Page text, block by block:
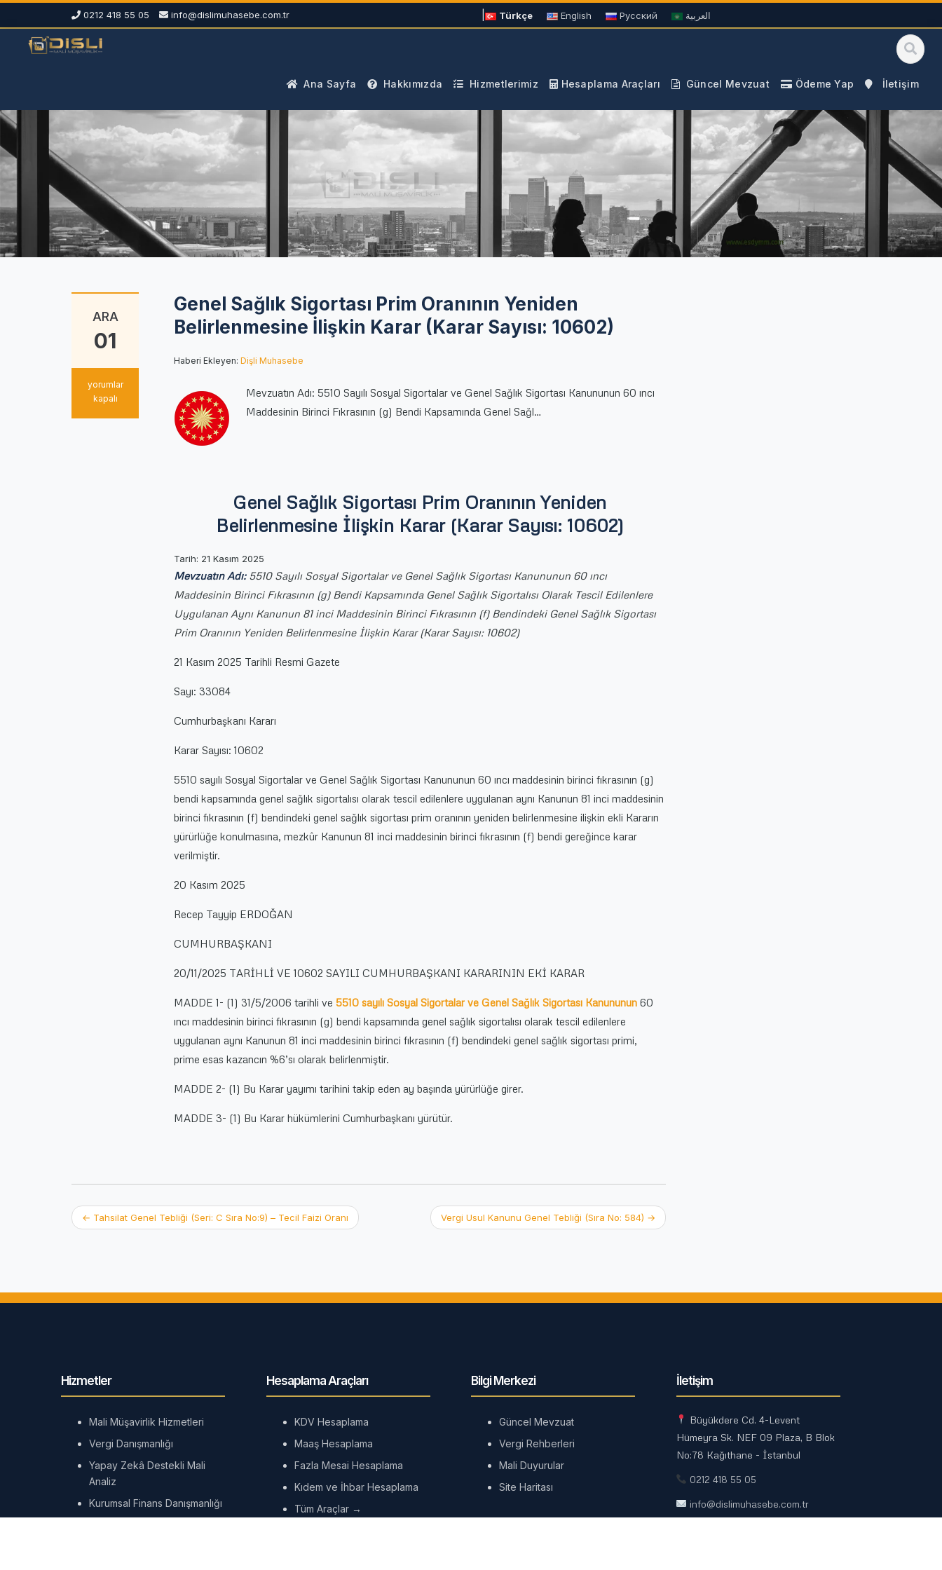
0212 418 55 05 info@dislimuhasebe.com.tr Türkçe English Русский العربية
Ana Sayfa Hakkımızda Hizmetlerimiz Hesaplama Araçları Güncel Mevzuat Ödeme Yap İletişim
ARA
01
Genel
Sağlık
yorumlar
kapalı
Genel Sağlık Sigortası Prim Oranının Yeniden
Belirlenmesine İlişkin Karar (Karar Sayısı: 10602)
Haberi Ekleyen:Dişli Muhasebe
Mevzuatın Adı: 5510 Sayılı Sosyal Sigortalar ve Genel Sağlık Sigortası Kanununun 60 ıncı
Maddesinin Birinci Fıkrasının (g) Bendi Kapsamında Genel Sağl…
Genel Sağlık Sigortası Prim Oranının Yeniden
Belirlenmesine İlişkin Karar (Karar Sayısı: 10602)
Tarih: 21 Kasım 2025
Mevzuatın Adı:5510 Sayılı Sosyal Sigortalar ve Genel Sağlık Sigortası Kanununun 60 ıncı
Maddesinin Birinci Fıkrasının (g) Bendi Kapsamında Genel Sağlık Sigortalısı Olarak Tescil Edilenlere
Uygulanan Aynı Kanunun 81 inci Maddesinin Birinci Fıkrasının (f) Bendindeki Genel Sağlık Sigortası
Prim Oranının Yeniden Belirlenmesine İlişkin Karar (Karar Sayısı: 10602)
21 Kasım 2025 Tarihli Resmi Gazete
Sayı: 33084
Cumhurbaşkanı Kararı
Karar Sayısı: 10602
5510 sayılı Sosyal Sigortalar ve Genel Sağlık Sigortası Kanununun 60 ıncı maddesinin birinci fıkrasının (g)
bendi kapsamında genel sağlık sigortalısı olarak tescil edilenlere uygulanan aynı Kanunun 81 inci maddesinin
birinci fıkrasının (f) bendindeki genel sağlık sigortası prim oranının yeniden belirlenmesine ilişkin ekli Kararın
yürürlüğe konulmasına, mezkûr Kanunun 81 inci maddesinin birinci fıkrasının (f) bendi gereğince karar
verilmiştir.
20 Kasım 2025
Recep Tayyip ERDOĞAN
CUMHURBAŞKANI
20/11/2025 TARİHLİ VE 10602 SAYILI CUMHURBAŞKANI KARARININ EKİ KARAR
MADDE 1- (1) 31/5/2006 tarihli ve 5510 sayılı Sosyal Sigortalar ve Genel Sağlık Sigortası Kanununun 60
ıncı maddesinin birinci fıkrasının (g) bendi kapsamında genel sağlık sigortalısı olarak tescil edilenlere
uygulanan aynı Kanunun 81 inci maddesinin birinci fıkrasının (f) bendindeki genel sağlık sigortası primi,
prime esas kazancın %6’sı olarak belirlenmiştir.
MADDE 2- (1) Bu Karar yayımı tarihini takip eden ay başında yürürlüğe girer.
MADDE 3- (1) Bu Karar hükümlerini Cumhurbaşkanı yürütür.
Post
← Tahsilat Genel Tebliği (Seri: C Sıra No:9) – Tecil Faizi Oranı Vergi Usul Kanunu Genel Tebliği (Sıra No: 584) →
Hizmetler
Mali Müşavirlik Hizmetleri
Vergi Danışmanlığı
Yapay Zekâ Destekli Mali
Analiz
Kurumsal Finans Danışmanlığı
Hesaplama Araçları
KDV Hesaplama
Maaş Hesaplama
Fazla Mesai Hesaplama
Kıdem ve İhbar Hesaplama
Tüm Araçlar →
Bilgi Merkezi
Güncel Mevzuat
Vergi Rehberleri
Mali Duyurular
Site Haritası
İletişim
Büyükdere Cd. 4-Levent
Hümeyra Sk. NEF 09 Plaza, B Blok
No:78 Kağıthane - İstanbul
0212 418 55 05
info@dislimuhasebe.com.tr